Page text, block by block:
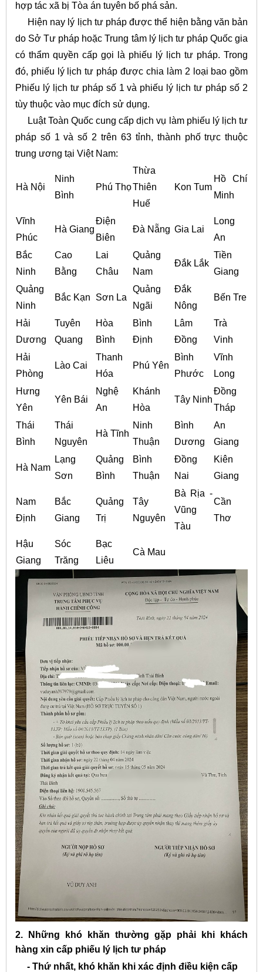
hợp tác xã bị Tòa án tuyên bố phá sản.
Hiện nay lý lịch tư pháp được thể hiện bằng văn bản
do Sở Tư pháp hoặc Trung tâm lý lịch tư pháp Quốc gia
có thẩm quyền cấp gọi là phiếu lý lịch tư pháp. Trong
đó, phiếu lý lịch tư pháp được chia làm 2 loại bao gồm
Phiếu lý lịch tư pháp số 1 và phiếu lý lịch tư pháp số 2
tùy thuộc vào mục đích sử dụng.
Luật Toàn Quốc cung cấp dịch vụ làm phiếu lý lịch tư
pháp số 1 và số 2 trên 63 tỉnh, thành phố trực thuộc
trung ương tại Việt Nam:
Hà Nội
Ninh
Bình
Phú Thọ
Thừa
Thiên
Huế
Kon Tum
Hồ Chí
Minh
Vĩnh
Phúc
Hà Giang
Điện
Biên
Đà Nẵng Gia Lai
Long
An
Bắc
Ninh
Cao
Bằng
Lai
Châu
Quảng
Nam
Đắk Lắk
Tiền
Giang
Quảng
Ninh
Bắc Kạn Sơn La
Quảng
Ngãi
Đắk
Nông
Bến Tre
Hải
Dương
Tuyên
Quang
Hòa
Bình
Bình
Định
Lâm
Đồng
Trà
Vinh
Hải
Phòng
Lào Cai
Thanh
Hóa
Phú Yên
Bình
Phước
Vĩnh
Long
Hưng
Yên
Yên Bái
Nghệ
An
Khánh
Hòa
Tây Ninh
Đồng
Tháp
Thái
Bình
Thái
Nguyên
Hà Tĩnh
Ninh
Thuận
Bình
Dương
An
Giang
Hà Nam
Lạng
Sơn
Quảng
Bình
Bình
Thuận
Đồng
Nai
Kiên
Giang
Nam
Định
Bắc
Giang
Quảng
Trị
Tây
Nguyên
Bà Rịa -
Vũng
Tàu
Cần
Thơ
Hậu
Giang
Sóc
Trăng
Bạc
Liêu
Cà Mau
2. Những khó khăn thường gặp phải khi khách
hàng xin cấp phiếu lý lịch tư pháp
- Thứ nhất, khó khăn khi xác định điều kiện cấp